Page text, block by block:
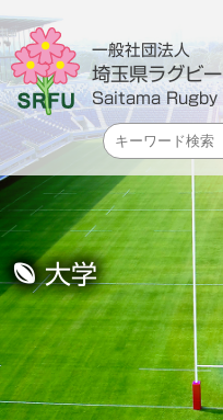
一般社団法人
埼玉県ラグビ
Saitama Rugby
大学